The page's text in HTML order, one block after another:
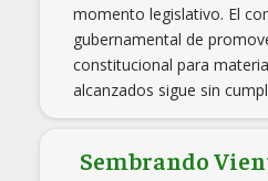
momento legislativo. El
gubernamental de
constitucional para
alcanzados sigue sin
Sembrando